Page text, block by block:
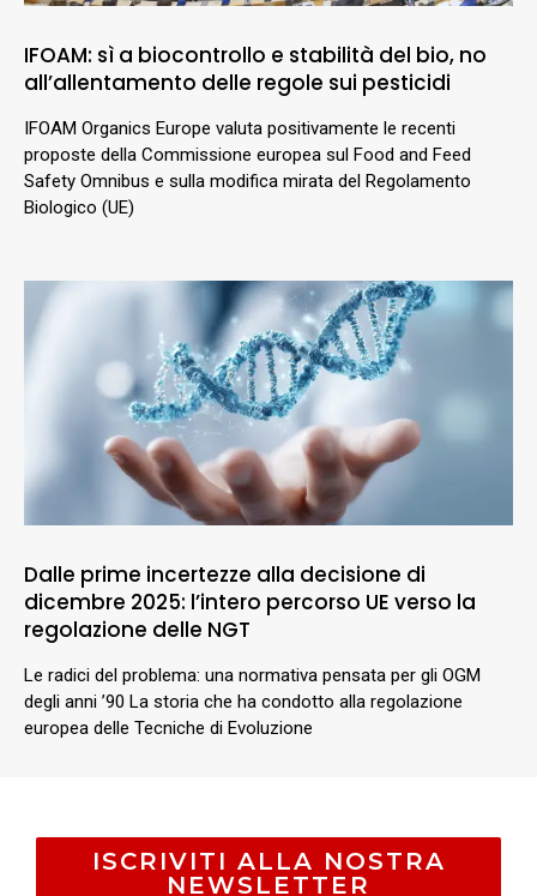
IFOAM: sì a biocontrollo e stabilità del bio, no
all’allentamento delle regole sui pesticidi
IFOAM Organics Europe valuta positivamente le recenti
proposte della Commissione europea sul Food and Feed
Safety Omnibus e sulla modifica mirata del Regolamento
Biologico (UE)
Dalle prime incertezze alla decisione di
dicembre 2025: l’intero percorso UE verso la
regolazione delle NGT
Le radici del problema: una normativa pensata per gli OGM
degli anni ’90 La storia che ha condotto alla regolazione
europea delle Tecniche di Evoluzione
ISCRIVITI ALLA NOSTRA
NEWSLETTER